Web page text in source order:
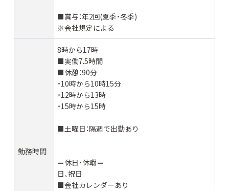
■賞与：年2回(夏季・冬季)
※会社規定による
勤務時間
8時から17時
■実働7.5時間
■休憩：90分
・10時から10時15分
・12時から13時
・15時から15時
■土曜日：隔週で出勤あり
＝休日・休暇＝
日、祝日
■会社カレンダーあり